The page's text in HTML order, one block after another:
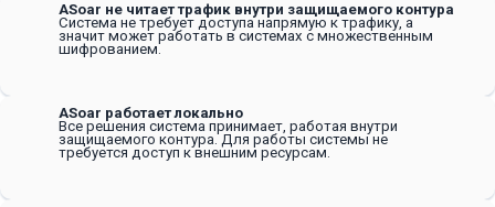
ASoar не читает трафик внутри защищаемого контура
Система не требует доступа напрямую к трафику, а
значит может работать в системах с множественным
шифрованием.
ASoar работает локально
Все решения система принимает, работая внутри
защищаемого контура. Для работы системы не
требуется доступ к внешним ресурсам.